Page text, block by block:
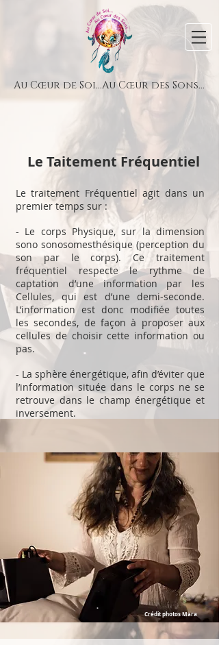
Au Cœur de Soi...Au Cœur des Sons...
Le Taitement Fréquentiel
Le traitement Fréquentiel agit dans un
premier temps sur :
- Le corps Physique, sur la dimension
sono sonosomesthésique (perception du
son par le corps).Ce traitement
fréquentiel respecte le rythme de
captation d’une information par les
Cellules, qui est d’une demi-seconde.
L’information est donc modifiée toutes
les secondes, de façon à proposer aux
cellules de choisir cette information ou
pas.
- La sphère énergétique, afin d’éviter que
l’information située dans le corps ne se
retrouve dans le champ énergétique et
inversement.
Crédit photos Mara